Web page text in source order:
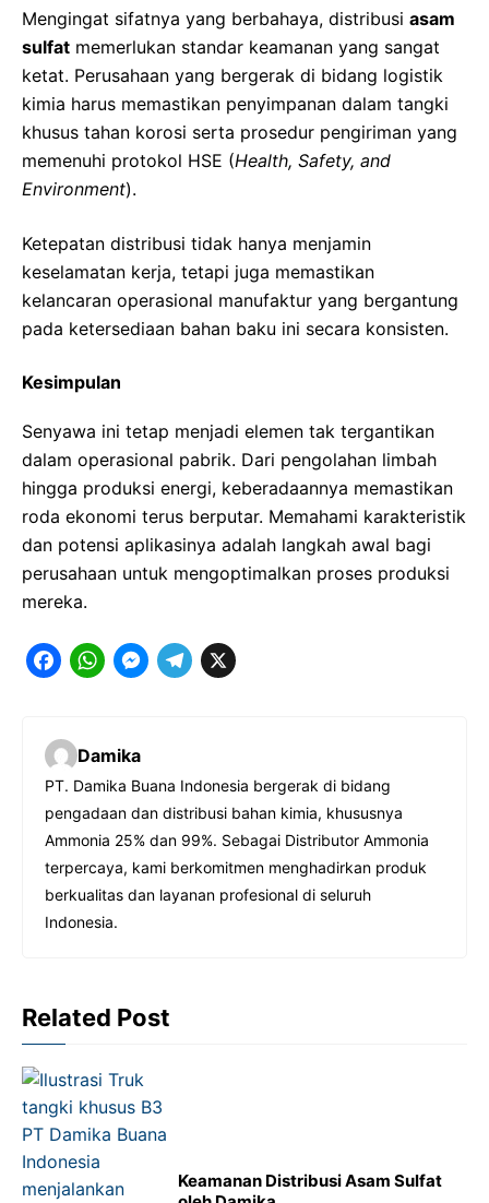
Mengingat sifatnya yang berbahaya, distribusi asam
sulfat memerlukan standar keamanan yang sangat
ketat. Perusahaan yang bergerak di bidang logistik
kimia harus memastikan penyimpanan dalam tangki
khusus tahan korosi serta prosedur pengiriman yang
memenuhi protokol HSE (Health, Safety, and
Environment).
Ketepatan distribusi tidak hanya menjamin
keselamatan kerja, tetapi juga memastikan
kelancaran operasional manufaktur yang bergantung
pada ketersediaan bahan baku ini secara konsisten.
Kesimpulan
Senyawa ini tetap menjadi elemen tak tergantikan
dalam operasional pabrik. Dari pengolahan limbah
hingga produksi energi, keberadaannya memastikan
roda ekonomi terus berputar. Memahami karakteristik
dan potensi aplikasinya adalah langkah awal bagi
perusahaan untuk mengoptimalkan proses produksi
mereka.
F
c
e
b
o
o
k
W
t
s
A
p
p
M
s
e
n
g
e
T
e
g
r
a
m
X
Damika
PT. Damika Buana Indonesia bergerak di bidang
pengadaan dan distribusi bahan kimia, khususnya
Ammonia 25% dan 99%. Sebagai Distributor Ammonia
terpercaya, kami berkomitmen menghadirkan produk
berkualitas dan layanan profesional di seluruh
Indonesia.
Related Post
Keamanan Distribusi Asam Sulfat